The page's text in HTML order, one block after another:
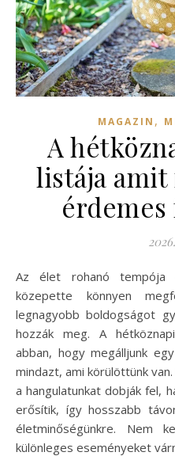
MAGAZIN ,
A
listája amit
Az élet rohanó tempója és a mindennapi kihívások
közepette könnyen
legnagyobb boldogságot
hozzák meg. A
abban, hogy megálljunk
mindazt, ami körülöttünk
a hangulatunkat dobják fel,
erősítik, így hosszabb
életminőségünkre. Nem
különleges eseményeket